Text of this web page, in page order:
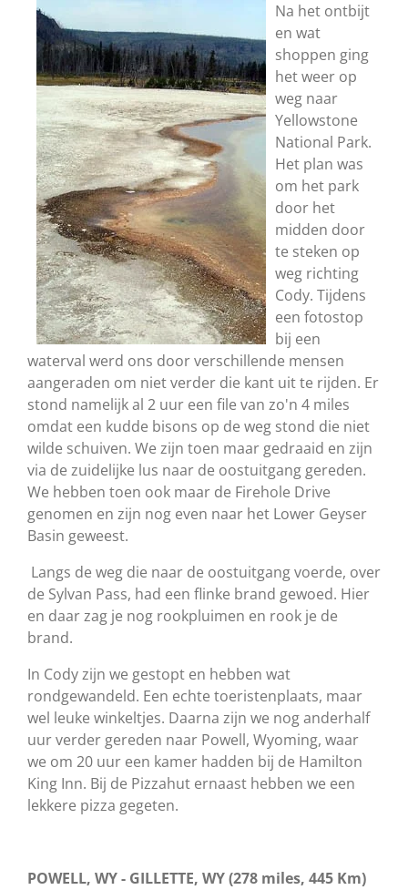
Na het ontbijt
en wat
shoppen ging
het weer op
weg naar
Yellowstone
National Park.
Het plan was
om het park
door het
midden door
te steken op
weg richting
Cody. Tijdens
een fotostop
bij een
waterval werd ons door verschillende mensen
aangeraden om niet verder die kant uit te rijden. Er
stond namelijk al 2 uur een file van zo'n 4 miles
omdat een kudde bisons op de weg stond die niet
wilde schuiven. We zijn toen maar gedraaid en zijn
via de zuidelijke lus naar de oostuitgang gereden.
We hebben toen ook maar de Firehole Drive
genomen en zijn nog even naar het Lower Geyser
Basin geweest.
Langs de weg die naar de oostuitgang voerde, over
de Sylvan Pass, had een flinke brand gewoed. Hier
en daar zag je nog rookpluimen en rook je de
brand.
In Cody zijn we gestopt en hebben wat
rondgewandeld. Een echte toeristenplaats, maar
wel leuke winkeltjes. Daarna zijn we nog anderhalf
uur verder gereden naar Powell, Wyoming, waar
we om 20 uur een kamer hadden bij de Hamilton
King Inn. Bij de Pizzahut ernaast hebben we een
lekkere pizza gegeten.
POWELL, WY - GILLETTE, WY (278 miles, 445 Km)